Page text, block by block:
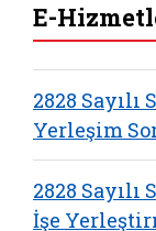
E-
2828
Yerleşim
2828
İşe